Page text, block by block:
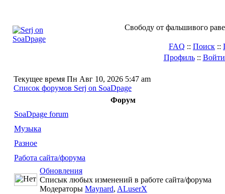
Свободу от фальшивого
FAQ :: Поиск ::
Профиль::
Текущее время Пн Авг 10, 2026 5:47 am
Список форумов Serj on SoaDpage
Форум
SoaDpage forum
Музыка
Разное
Работа сайта/форума
Обновления
Списык любых изменений в работе сайта/форума
Модераторы Maynard, ALuserX